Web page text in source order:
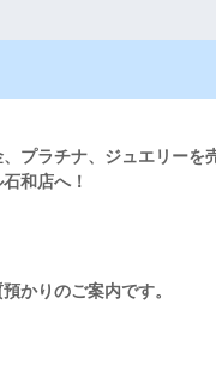
、プラチナ、ジュエリーを
和店へ！
かりのご案内です。